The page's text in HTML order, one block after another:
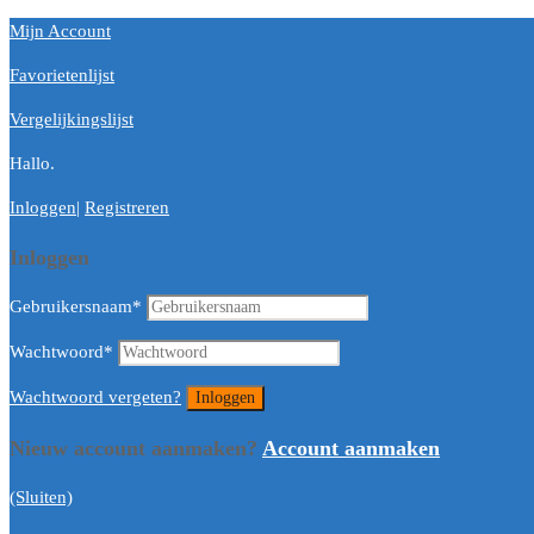
Mijn Account
Favorietenlijst
Vergelijkingslijst
Hallo.
Inloggen| Registreren
Inloggen
Gebruikersnaam*
Wachtwoord*
Wachtwoord vergeten?
Nieuw account aanmaken? Account aanmaken
(Sluiten)